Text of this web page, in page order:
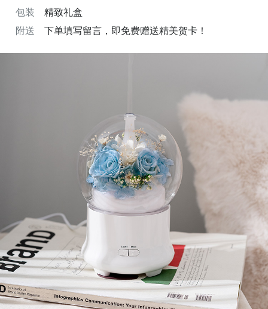
包装
精致礼盒
附送
下单填写留言，即免费赠送精美贺卡！